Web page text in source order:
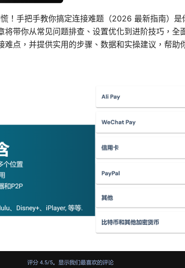
！手把手教你搞定连接难题（2026 最新指南）
将带你从常见问题排查、设置优化到进阶技巧，
难点，并提供实用的步骤、数据和实操建议，帮助